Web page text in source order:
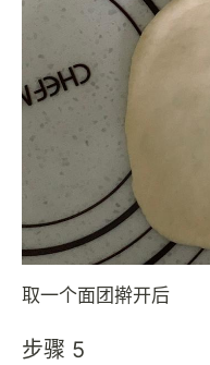
取一个面团擀开后
步骤 5